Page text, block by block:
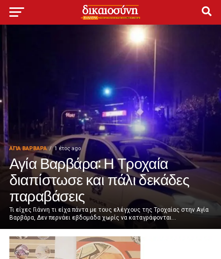
ΑΓΙΑ ΒΑΡΒΑΡΑ 1 έτος ago
Αγία Βαρβάρα: Η Τροχαία
διαπίστωσε και πάλι δεκάδες
παραβάσεις
Τι είχες Γιάννη τι είχα πάντα με τους ελέγχους της Τροχαίας στην Αγία
Βαρβάρα, Δεν περνάει εβδομάδα χωρίς να καταγράφονται...